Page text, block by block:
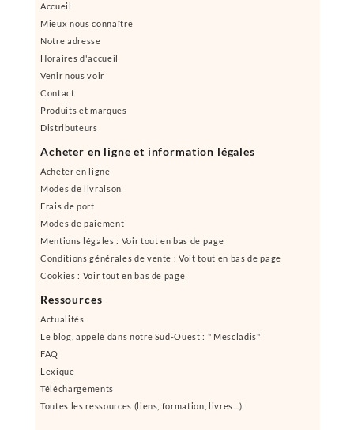
Accueil
Mieux nous connaître
Notre adresse
Horaires d'accueil
Venir nous voir
Contact
Produits et marques
Distributeurs
Acheter en ligne et information légales
Acheter en ligne
Modes de livraison
Frais de port
Modes de paiement
Mentions légales : Voir tout en bas de page
Conditions générales de vente : Voit tout en bas de page
Cookies : Voir tout en bas de page
Ressources
Actualités
Le blog, appelé dans notre Sud-Ouest : " Mescladis"
FAQ
Lexique
Téléchargements
Toutes les ressources (liens, formation, livres...)